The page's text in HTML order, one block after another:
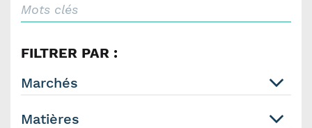
FILTRER PAR :
Marchés
Matières